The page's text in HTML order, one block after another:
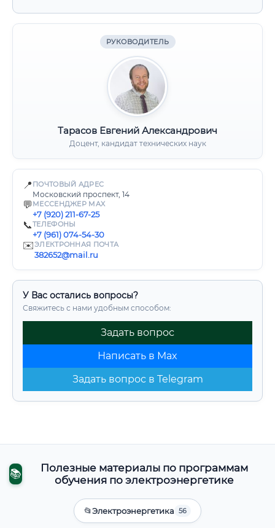
РУКОВОДИТЕЛЬ
Тарасов Евгений Александрович
Доцент, кандидат технических наук
📍 ПОЧТОВЫЙ АДРЕС
Московский проспект, 14
💬 МЕССЕНДЖЕР MAX
+7 (920) 211-67-25
📞ТЕЛЕФОНЫ
+7 (961) 074-54-30
✉️ЭЛЕКТРОННАЯ ПОЧТА
382652@mail.ru
У Вас остались вопросы?
Свяжитесь с нами удобным способом:
Задать вопрос
Написать в Max
Задать вопрос в Telegram
📚
Полезные материалы по программам
обучения по электроэнергетике
📂Электроэнергетика 56